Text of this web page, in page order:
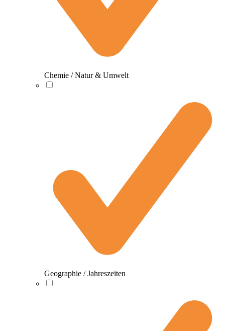
Chemie / Natur & Umwelt
Geographie / Jahreszeiten